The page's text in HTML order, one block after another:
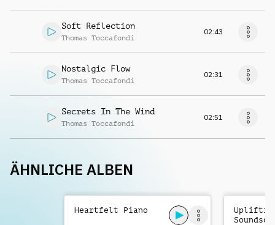
Soft Reflection
Thomas Toccafondi
02:43
Nostalgic Flow
Thomas Toccafondi
02:31
Secrets In The Wind
Thomas Toccafondi
02:51
ÄHNLICHE ALBEN
Heartfelt Piano